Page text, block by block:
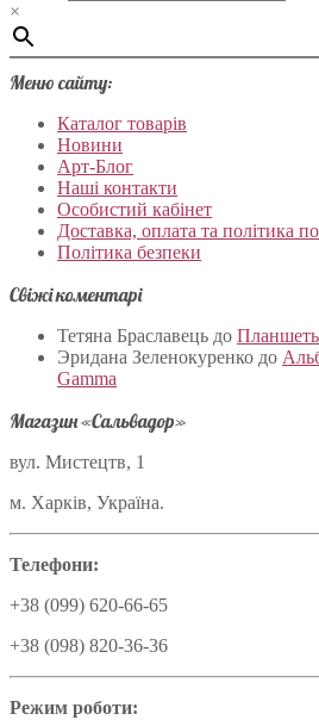
×
Меню сайту:
Каталог товарів
Новини
Арт-Блог
Наші контакти
Особистий кабінет
Доставка, оплата та політика
Політика безпеки
Свіжі коментарі
Тетяна Браславець до
Эридана Зеленокуренко до
Gamma
Магазин «Сальвадор»
вул. Мистецтв, 1
м. Харків, Україна.
Телефони:
+38 (099) 620-66-65
+38 (098) 820-36-36
Режим роботи: